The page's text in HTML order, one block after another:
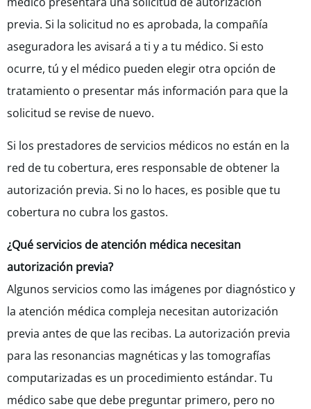
previa. Si la solicitud no es aprobada, la compañía
aseguradora les avisará a ti y a tu médico. Si esto
ocurre, tú y el médico pueden elegir otra opción de
tratamiento o presentar más información para que la
solicitud se revise de nuevo.
Si los prestadores de servicios médicos no están en la
red de tu cobertura, eres responsable de obtener la
autorización previa. Si no lo haces, es posible que tu
cobertura no cubra los gastos.
¿Qué servicios de atención médica necesitan
autorización previa?
Algunos servicios como las imágenes por diagnóstico y
la atención médica compleja necesitan autorización
previa antes de que las recibas. La autorización previa
para las resonancias magnéticas y las tomografías
computarizadas es un procedimiento estándar. Tu
médico sabe que debe preguntar primero, pero no